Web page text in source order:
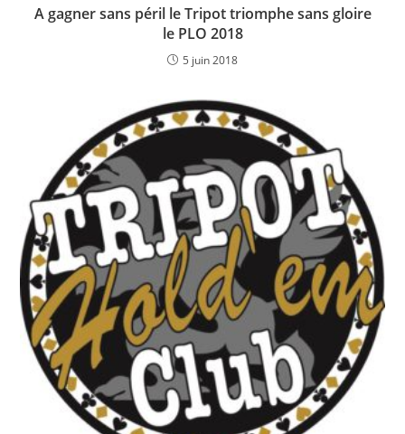
A gagner sans péril le Tripot triomphe sans gloire
le PLO 2018
5 juin 2018